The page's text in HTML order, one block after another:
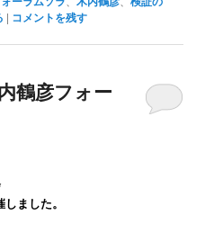
| コメントを残す
鶴彦フォー
しました。